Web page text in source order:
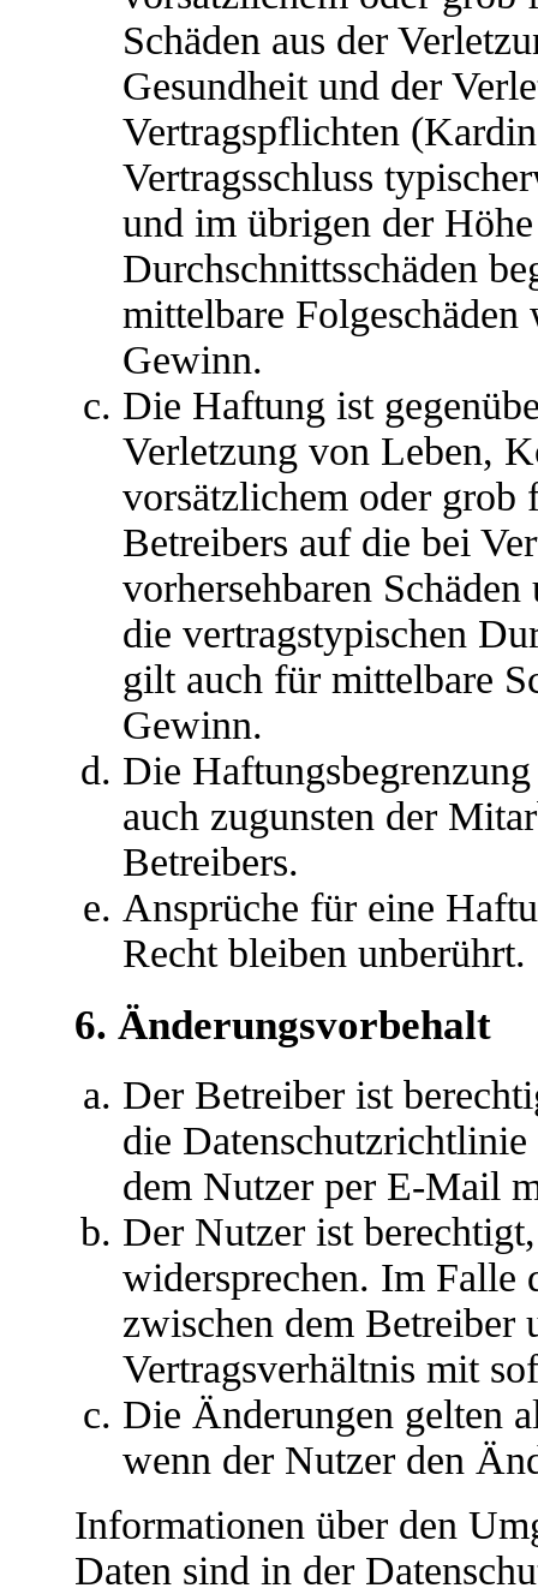
Schäden aus der
Gesundheit und der
Vertragspflichten
Vertragsschluss
und im übrigen der
Durchschnittsschäden
mittelbare Folgeschäden
Gewinn.
Die Haftung ist
Verletzung von Leben,
vorsätzlichem oder grob
Betreibers auf die bei
vorhersehbaren
die vertragstypischen
gilt auch für mittelbare
Gewinn.
Die
auch zugunsten der
Betreibers.
Ansprüche für eine
Recht bleiben unberührt.
6. Änderungsvorbehalt
Der Betreiber ist
die
dem Nutzer per E-Mail
Der Nutzer ist
widersprechen. Im Falle
zwischen dem Betreiber
Vertragsverhältnis mit
Die Änderungen gelten
wenn der Nutzer den
Informationen über den
Daten sind in der